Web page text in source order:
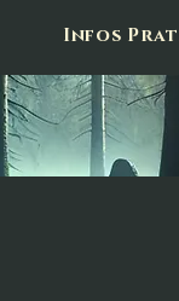
Infos